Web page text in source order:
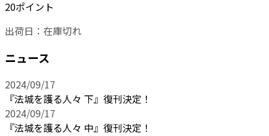
20ポイント
出荷日： 在庫切れ
ニュース
2024/09/17
『法城を護る人々 下』復刊決定！
2024/09/17
『法城を護る人々 中』復刊決定！